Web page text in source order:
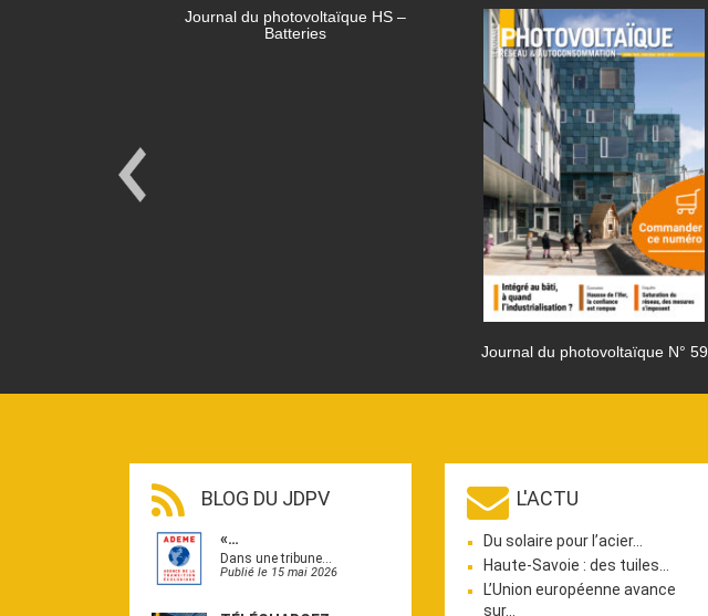
Journal du photovoltaïque HS –
Batteries
Journal du photovoltaïque N° 59
BLOG DU JDPV
«…
Dans une tribune…
Publié le 15 mai 2026
L'ACTU
Du solaire pour l’acier…
Haute-Savoie : des tuiles…
L’Union européenne avance
sur…